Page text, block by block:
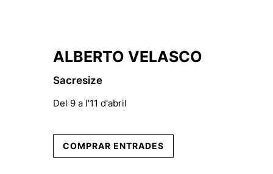
ALBERTO VELASCO
Sacresize
Del 9 a l'11 d'abril
COMPRAR ENTRADES